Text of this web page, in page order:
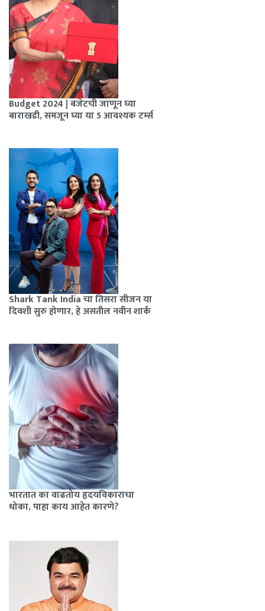
Budget 2024 | बजेटची जाणून घ्या
बाराखडी, समजून घ्या या 5 आवश्यक टर्म्स
Shark Tank India चा तिसरा सीजन या
दिवशी सुरु होणार, हे असतील नवीन शार्क
भारतात का वाढतोय हृदयविकाराचा
धोका, पाहा काय आहेत कारणे?